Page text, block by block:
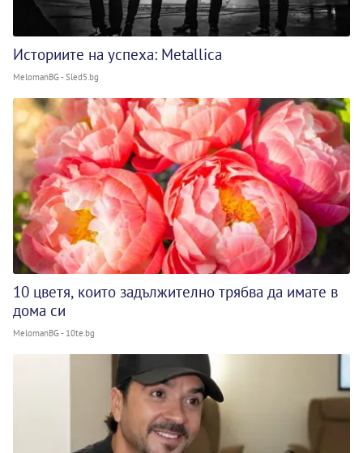
Историите на успеха: Metallica
MelomanBG - Sled5.bg
10 цветя, които задължително трябва да имате в
дома си
MelomanBG - 10te.bg